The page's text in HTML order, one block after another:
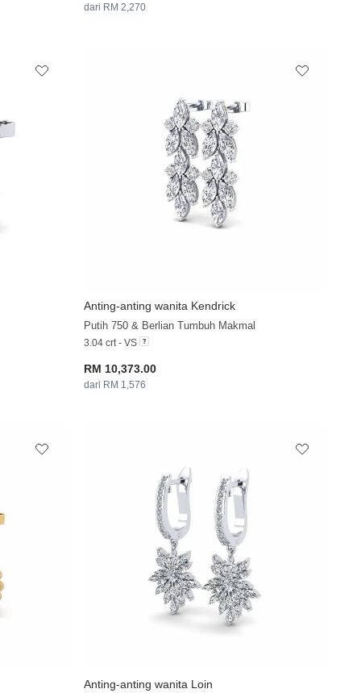
dari RM 2,270
Anting-anting wanita Kendrick
Putih 750 & Berlian Tumbuh Makmal
3.04 crt - VS
RM 10,373.00
dari RM 1,576
Anting-anting wanita Loin